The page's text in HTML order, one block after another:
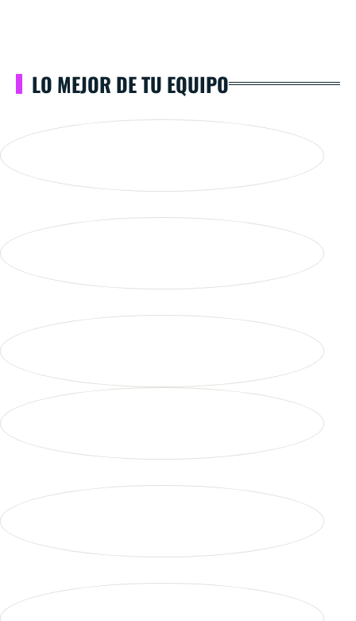
LO MEJOR DE TU EQUIPO